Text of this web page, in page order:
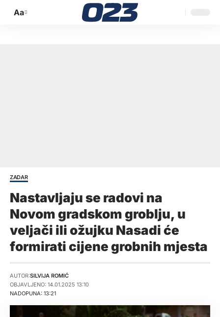
Promijeni
Aa
ZADAR
Nastavljaju se radovi na
Novom gradskom groblju, u
veljači ili ožujku Nasadi će
formirati cijene grobnih mjesta
NADOPUNA: 13:21
AUTOR:SILVIJA ROMIĆ
OBJAVLJENO: 14.01.2025 13:10